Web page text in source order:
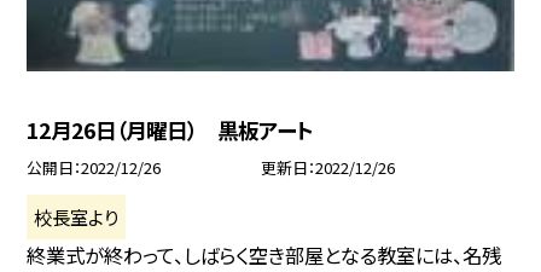
12月26日（月曜日） 黒板アート
公開日 2022/12/26 更新日 2022/12/26
校長室より
終業式が終わって、しばらく空き部屋となる教室には、名残